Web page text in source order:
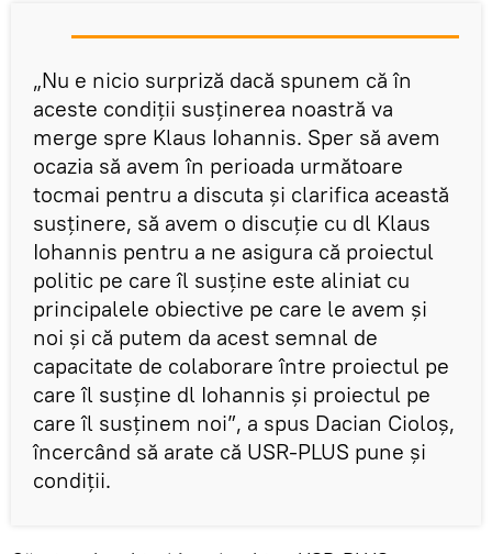
„Nu e nicio surpriză dacă spunem că în
aceste condiții susținerea noastră va
merge spre Klaus Iohannis. Sper să avem
ocazia să avem în perioada următoare
tocmai pentru a discuta și clarifica această
susținere, să avem o discuție cu dl Klaus
Iohannis pentru a ne asigura că proiectul
politic pe care îl susține este aliniat cu
principalele obiective pe care le avem și
noi și că putem da acest semnal de
capacitate de colaborare între proiectul pe
care îl susține dl Iohannis și proiectul pe
care îl susținem noi”, a spus Dacian Cioloș,
încercând să arate că USR-PLUS pune și
condiții.